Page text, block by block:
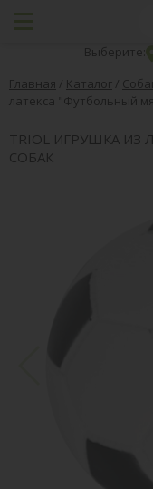
Выберите:
Главная / Каталог /
латекса "Футбольный
TRIOL ИГРУШКА
СОБАК